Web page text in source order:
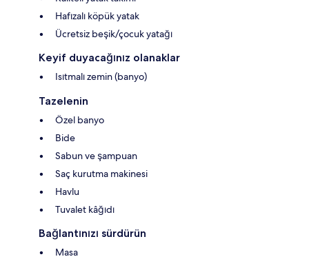
Hafızalı köpük yatak
Ücretsiz beşik/çocuk yatağı
Keyif duyacağınız olanaklar
Isıtmalı zemin (banyo)
Tazelenin
Özel banyo
Bide
Sabun ve şampuan
Saç kurutma makinesi
Havlu
Tuvalet kâğıdı
Bağlantınızı sürdürün
Masa